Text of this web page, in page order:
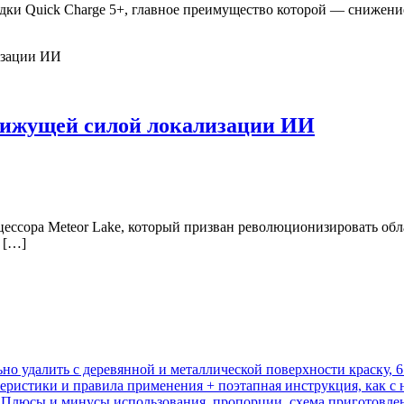
Quick Charge 5+, главное преимущество которой —
силой локализации ИИ
Meteor Lake, который призван революционизировать
[…]
удалить с деревянной и металлической поверхности краску,
и правила применения + поэтапная инструкция, как с